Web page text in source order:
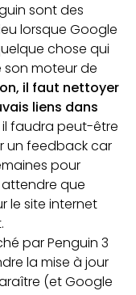
sont des
lorsque Google
chose qui
son moteur de
il faut nettoyer
liens dans
faudra peut-être
un feedback car
pour
attendre que
le site internet
par Penguin 3
la mise à jour
(et Google